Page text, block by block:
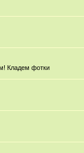
Кладем фотки